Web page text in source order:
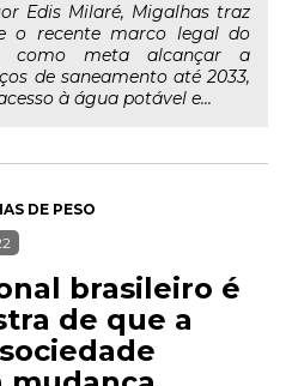
Edis Milaré, Migalhas traz
o recente marco legal do
como meta alcançar a
de saneamento até 2033,
à água potável e...
DE PESO
brasileiro é
de que a